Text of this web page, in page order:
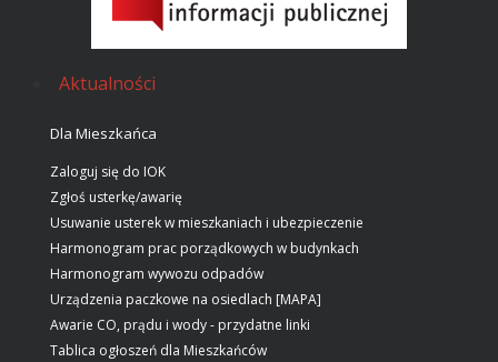
Aktualności
Dla Mieszkańca
Zaloguj się do IOK
Zgłoś usterkę/awarię
Usuwanie usterek w mieszkaniach i ubezpieczenie
Harmonogram prac porządkowych w budynkach
Harmonogram wywozu odpadów
Urządzenia paczkowe na osiedlach [MAPA]
Awarie CO, prądu i wody - przydatne linki
Tablica ogłoszeń dla Mieszkańców